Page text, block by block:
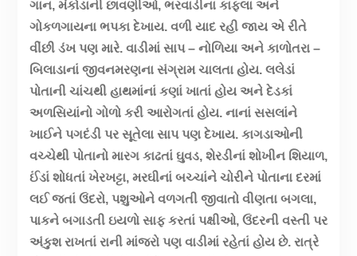
ગાન, મંકોડાની છાવણીઓ, ભરવાડીના કાફલા અને
ગોકળગાયના ભપકા દેખાય. વળી યાદ રહી જાય એ રીતે
વીંછી ડંખ પણ મારે. વાડીમાં સાપ – નોળિયા અને કાળોતરા –
બિલાડાનાં જીવનમરણના સંગ્રામ ચાલતા હોય. લલેડાં
પોતાની ચાંચથી હાથમાંનાં કણાં ખાતાં હોય અને દેડકાં
અળસિયાંનો ગોળો કરી આરોગતાં હોય. નાનાં સસલાંને
ખાઈને પગદંડી પર સૂતેલા સાપ પણ દેખાય. કાગડાઓની
વચ્ચેથી પોતાનો મારગ કાઢતાં ઘુવડ, શેરડીનાં શોખીન શિયાળ,
ઈંડાં શોધતાં ખેરખટ્ટા, મરઘીનાં બચ્ચાંને ચોરીને પોતાના દરમાં
લઈ જતાં ઉંદરો, પશુઓને વળગતી જીવાતો વીણતા બગલા,
પાકને બગાડતી ઇયળો સાફ કરતાં પક્ષીઓ, ઉંદરની વસ્તી પર
અંકુશ રાખતાં રાની માંજરો પણ વાડીમાં રહેતાં હોય છે. રાત્રે